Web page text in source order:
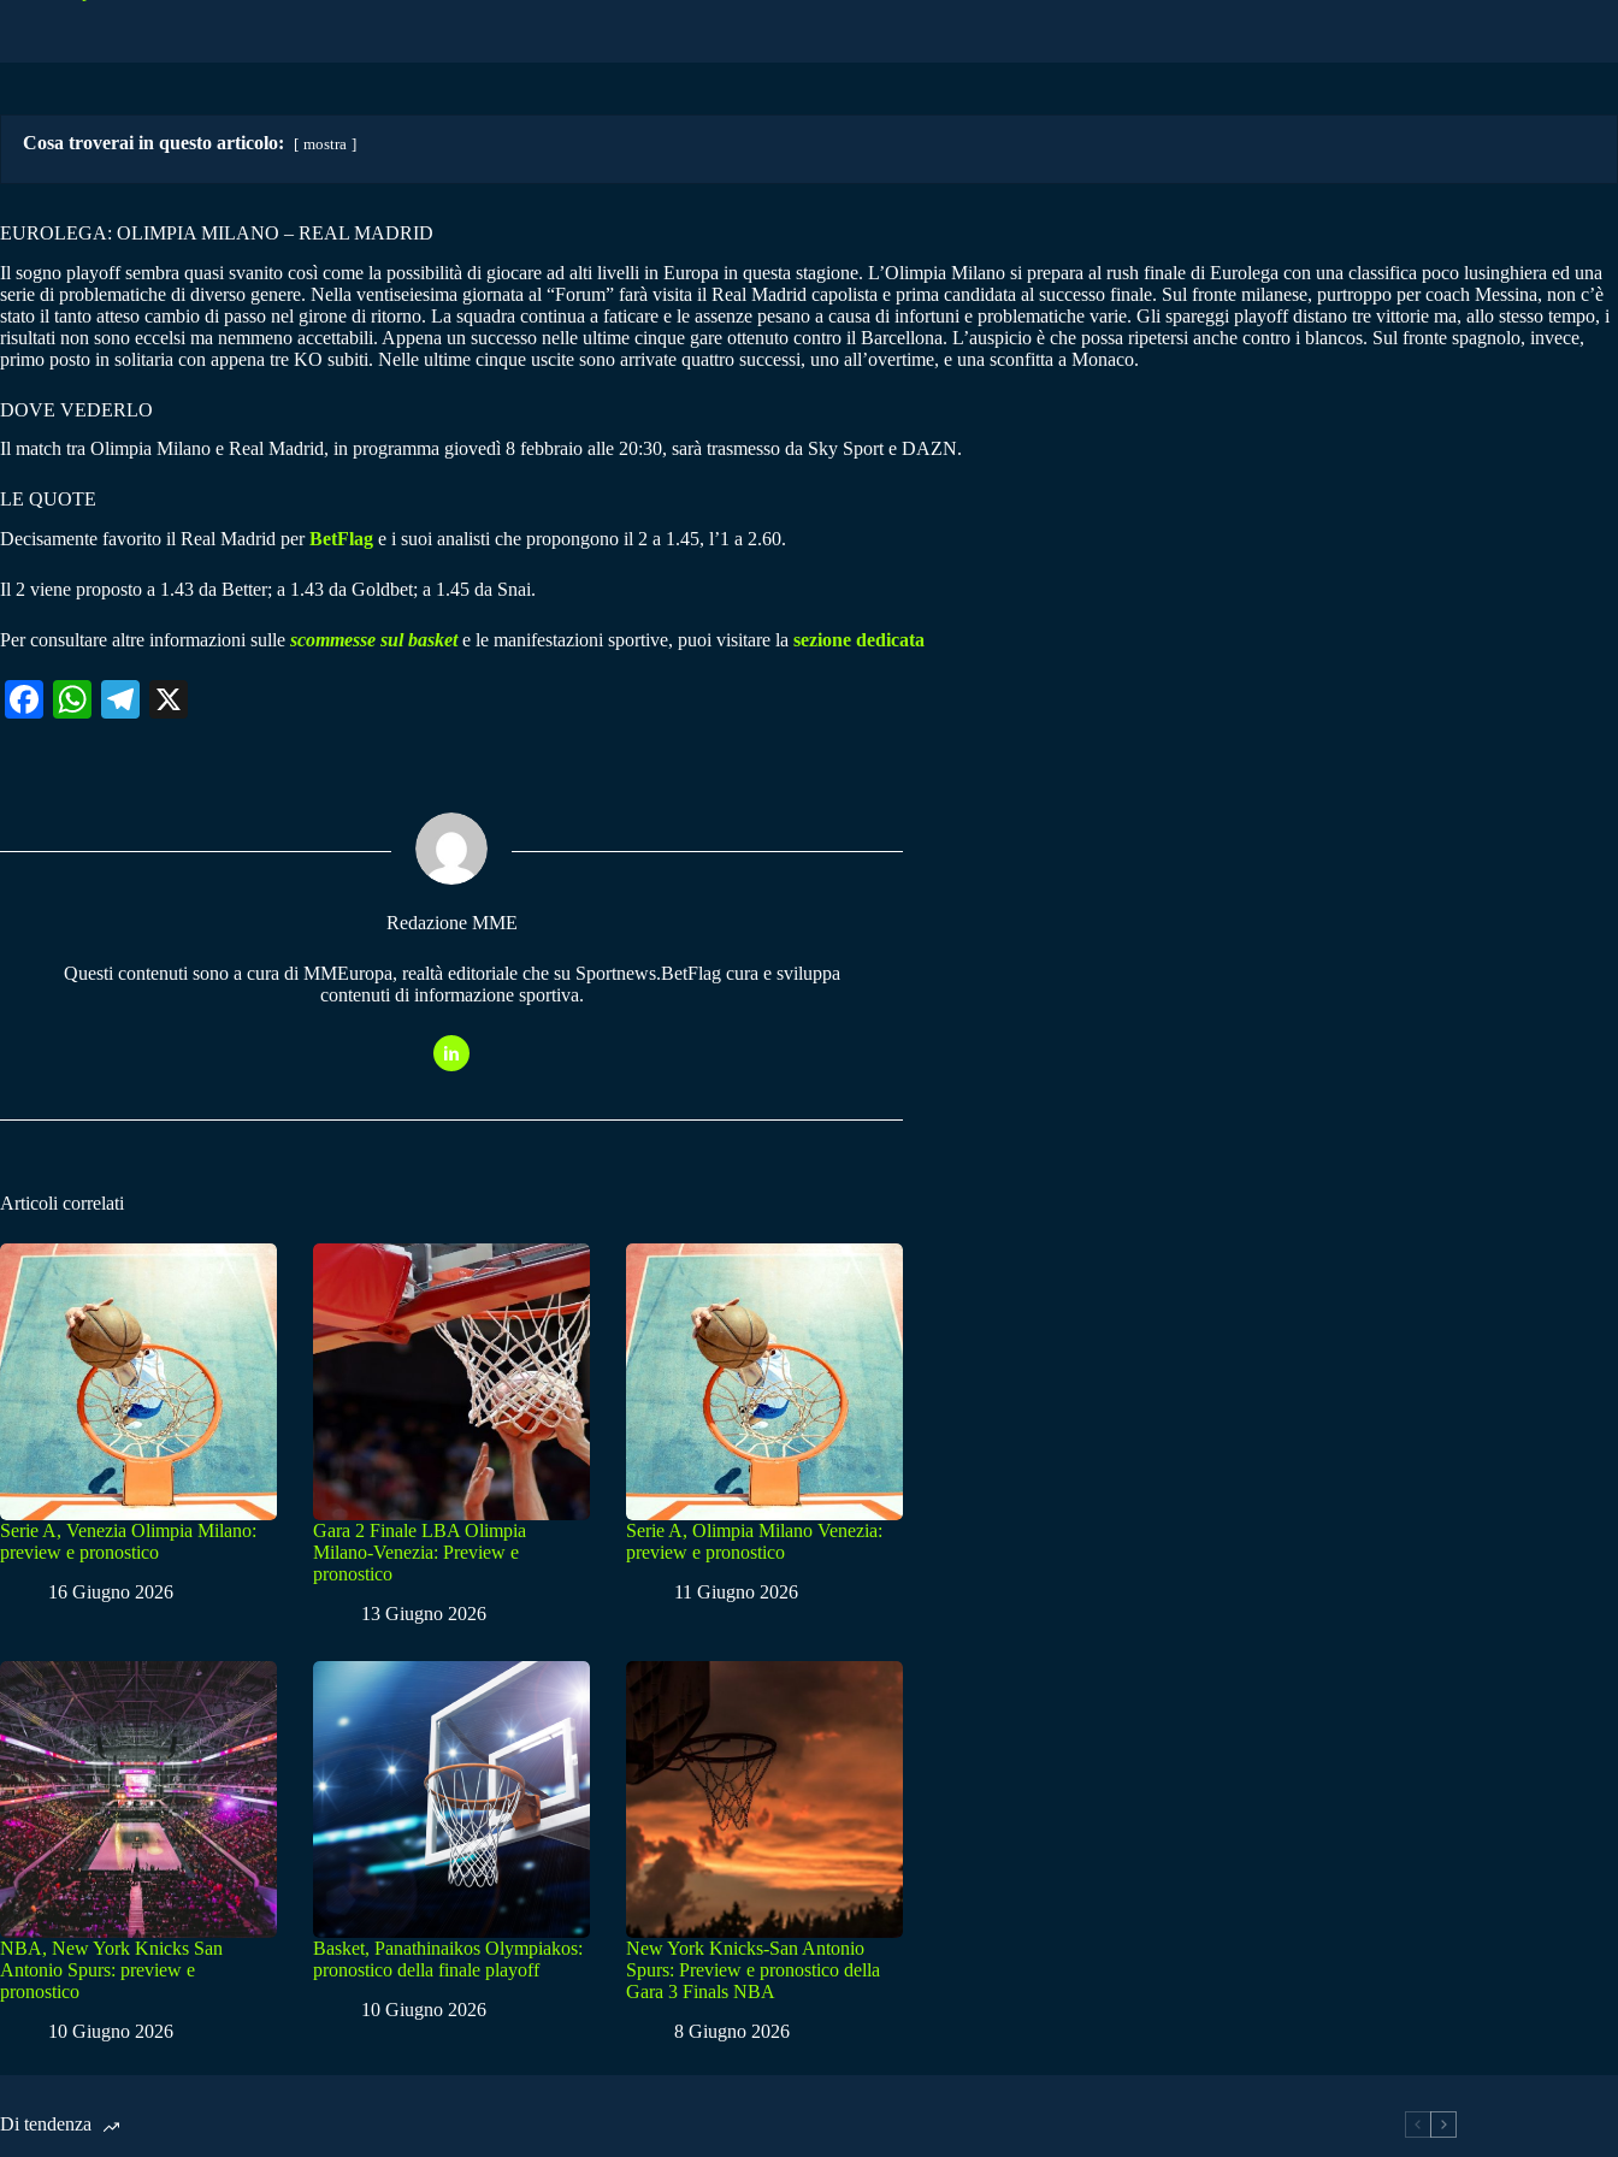
Cosa troverai in questo articolo: mostra
EUROLEGA: OLIMPIA MILANO – REAL MADRID
Il sogno playoff sembra quasi svanito così come la possibilità di giocare ad alti livelli in Europa in questa stagione. L’Olimpia Milano si prepara al rush finale di Eurolega con una classifica poco lusinghiera ed una
serie di problematiche di diverso genere. Nella ventiseiesima giornata al “Forum” farà visita il Real Madrid capolista e prima candidata al successo finale. Sul fronte milanese, purtroppo per coach Messina, non c’è
stato il tanto atteso cambio di passo nel girone di ritorno. La squadra continua a faticare e le assenze pesano a causa di infortuni e problematiche varie. Gli spareggi playoff distano tre vittorie ma, allo stesso tempo, i
risultati non sono eccelsi ma nemmeno accettabili. Appena un successo nelle ultime cinque gare ottenuto contro il Barcellona. L’auspicio è che possa ripetersi anche contro i blancos. Sul fronte spagnolo, invece,
primo posto in solitaria con appena tre KO subiti. Nelle ultime cinque uscite sono arrivate quattro successi, uno all’overtime, e una sconfitta a Monaco.
DOVE VEDERLO
Il match tra Olimpia Milano e Real Madrid, in programma giovedì 8 febbraio alle 20:30, sarà trasmesso da Sky Sport e DAZN.
LE QUOTE
Decisamente favorito il Real Madrid perBetFlag e i suoi analisti che propongono il 2 a 1.45, l’1 a 2.60.
Il 2 viene proposto a 1.43 da Better; a 1.43 da Goldbet; a 1.45 da Snai.
Per consultare altre informazioni sulle scommesse sul baskete le manifestazioni sportive, puoi visitare la sezione dedicata
Fa W
pp
Te
m
Redazione MME
Questi contenuti sono a cura di MMEuropa, realtà editoriale che su Sportnews.BetFlag cura e sviluppa
contenuti di informazione sportiva.
Articoli correlati
Serie A, Venezia Olimpia Milano:
preview e pronostico
16 Giugno 2026
Gara 2 Finale LBA Olimpia
Milano-Venezia: Preview e
pronostico
13 Giugno 2026
Serie A, Olimpia Milano Venezia:
preview e pronostico
11 Giugno 2026
NBA, New York Knicks San
Antonio Spurs: preview e
pronostico
10 Giugno 2026
Basket, Panathinaikos Olympiakos:
pronostico della finale playoff
10 Giugno 2026
New York Knicks-San Antonio
Spurs: Preview e pronostico della
Gara 3 Finals NBA
8 Giugno 2026
Di tendenza